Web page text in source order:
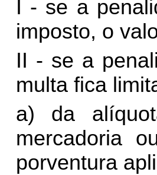
I - se a
imposto, o
II - se a
multa fica
a) da
mercadoria
porventura